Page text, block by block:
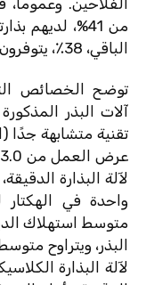
الفلاحين.
الباقي، 38٪، يتوفرون على 2 إلى 5 بذرات.
توضح الخصائص
آلات البذر
لآلة البذارة
واحدة في الهكتار